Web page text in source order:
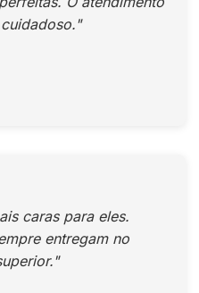
caras para eles.
entregam no